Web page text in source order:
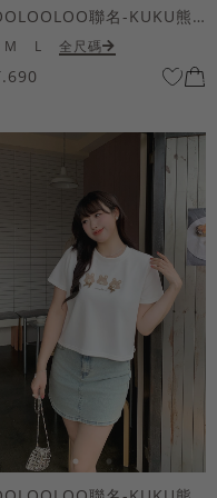
HOOLOOLOO聯名-KUKU熊蝴蝶結短袖上衣
M L 全尺碼